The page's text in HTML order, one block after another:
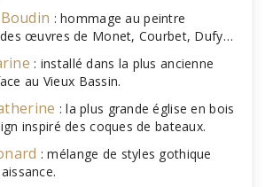
: hommage au peintre
œuvres de Monet, Courbet, Dufy…
: installé dans la plus ancienne
au Vieux Bassin.
: la plus grande église en bois
inspiré des coques de bateaux.
: mélange de styles gothique